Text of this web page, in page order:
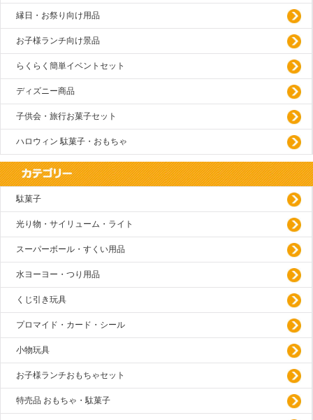
縁日・お祭り向け用品
お子様ランチ向け景品
らくらく簡単イベントセット
ディズニー商品
子供会・旅行お菓子セット
ハロウィン 駄菓子・おもちゃ
駄菓子
光り物・サイリューム・ライト
スーパーボール・すくい用品
水ヨーヨー・つり用品
くじ引き玩具
プロマイド・カード・シール
小物玩具
お子様ランチおもちゃセット
特売品 おもちゃ・駄菓子